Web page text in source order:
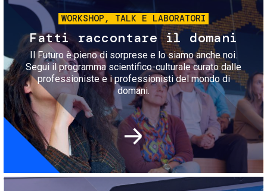
WORKSHOP, TALK E LABORATORI
Fatti raccontare il domani
Il Futuro è pieno di sorprese e lo siamo anche noi.
Segui il programma scientifico-culturale curato dalle
professioniste e i professionisti del mondo di
domani.
Immagine